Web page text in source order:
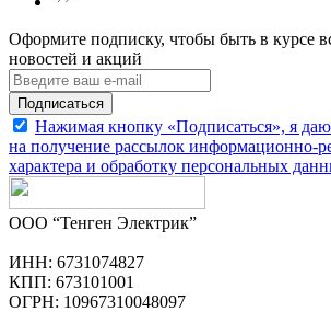
Оформите подписку, чтобы быть в курсе
новостей и акций
Подписаться
Нажимая кнопку «Подписаться», я даю
на получение рассылок информационно-
характера и обработку персональных
ООО “Тенген Электрик”
ИНН: 6731074827
КПП: 673101001
ОГРН: 10967310048097